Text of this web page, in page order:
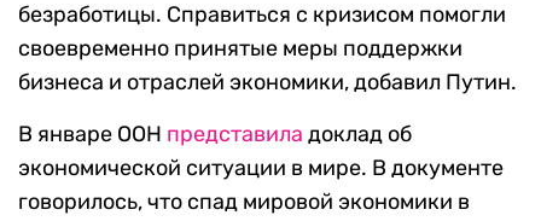
безработицы. Справиться с кризисом помогли
своевременно принятые меры поддержки
бизнеса и отраслей экономики, добавил Путин.
В январе ООН представила доклад об
экономической ситуации в мире. В документе
говорилось, что спад мировой экономики в